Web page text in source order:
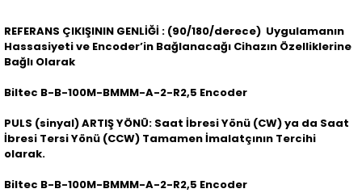
REFERANS ÇIKIŞININ GENLİĞİ : (90/180/derece) Uygulamanın
Hassasiyeti ve Encoder’in Bağlanacağı Cihazın Özelliklerine
Bağlı Olarak
Biltec B-B-100M-BMMM-A-2-R2,5 Encoder
PULS (sinyal) ARTIŞ YÖNÜ: Saat İbresi Yönü (CW) ya da Saat
İbresi Tersi Yönü (CCW) Tamamen İmalatçının Tercihi
olarak.
Biltec B-B-100M-BMMM-A-2-R2,5 Encoder